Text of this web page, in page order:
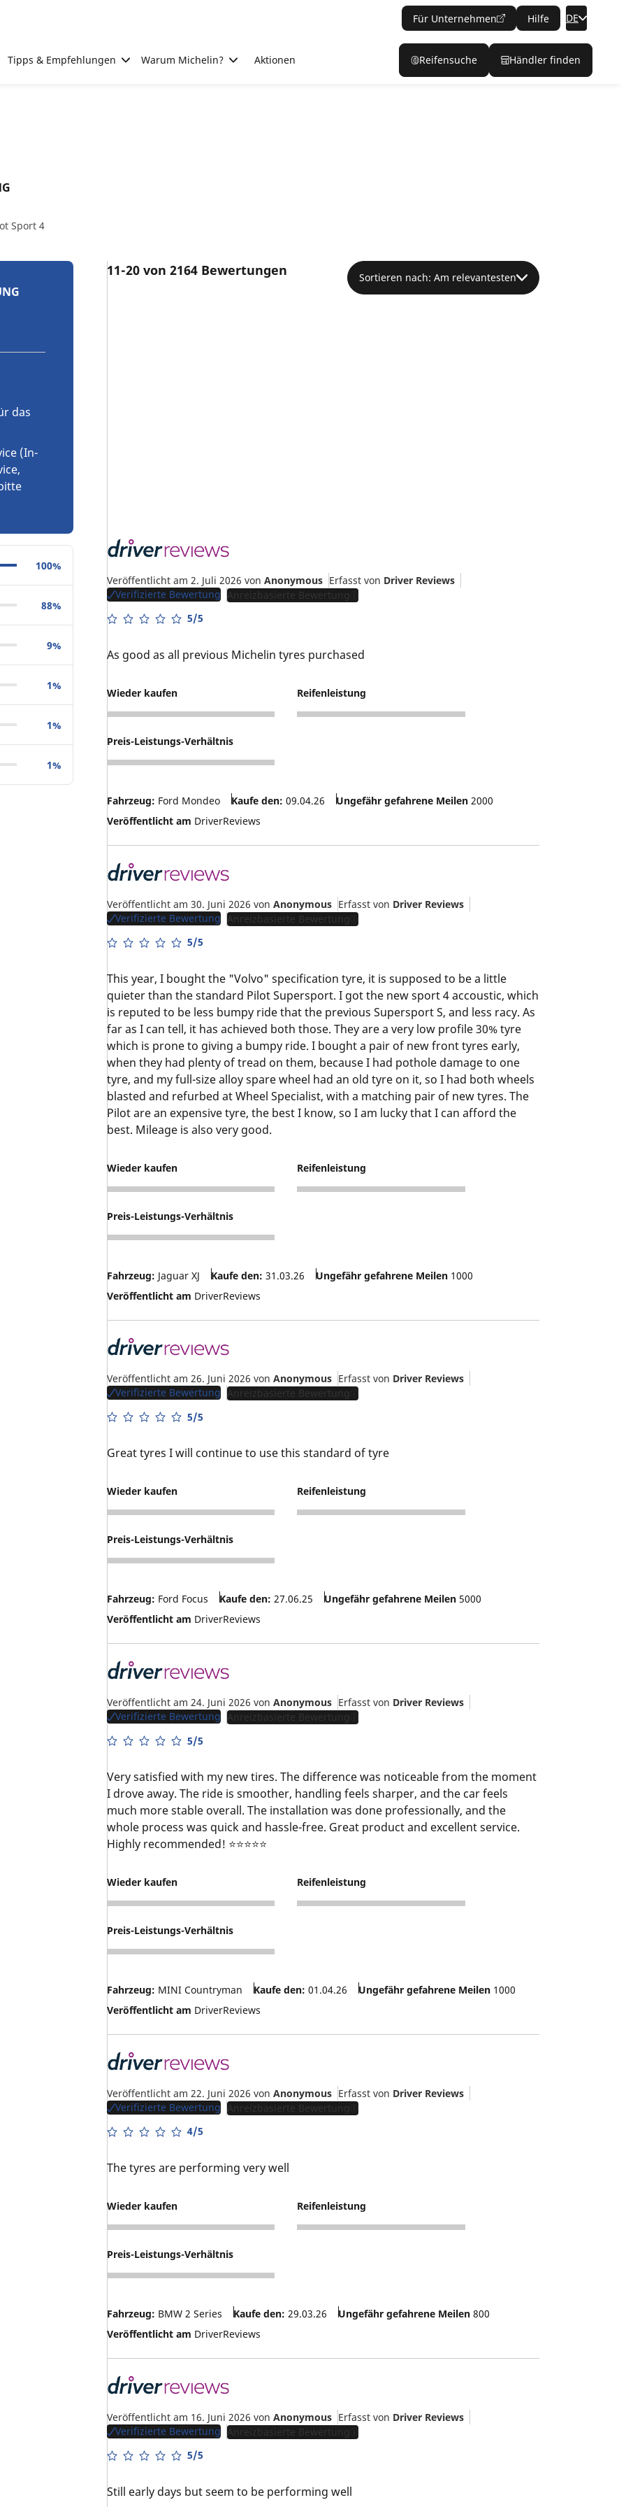
Für Unternehmen Hilfe DE
Tipps & Empfehlungen Warum Michelin? Aktionen Reifensuche Händler finden
Sport 4
das
(In-
100%
88%
9%
1%
1%
1%
11-20 von 2164 Bewertungen Sortieren nach: Am relevantesten
Veröffentlicht am 2. Juli 2026 von Anonymous Erfasst von Driver Reviews
Verifizierte Bewertung Anreizbasierte Bewertung
5/5
As good as all previous Michelin tyres purchased
Wieder kaufen
5
Reifenleistung
5
Preis-Leistungs-Verhältnis
4
Fahrzeug: Ford Mondeo Kaufe den: 09.04.26 Ungefähr gefahrene Meilen2000
Veröffentlicht am DriverReviews
Veröffentlicht am 30. Juni 2026 von Anonymous Erfasst von Driver Reviews
Verifizierte Bewertung Anreizbasierte Bewertung
5/5
This year, I bought the "Volvo" specification tyre, it is supposed to be a little
quieter than the standard Pilot Supersport. I got the new sport 4 accoustic, which
is reputed to be less bumpy ride that the previous Supersport S, and less racy. As
far as I can tell, it has achieved both those. They are a very low profile 30% tyre
which is prone to giving a bumpy ride. I bought a pair of new front tyres early,
when they had plenty of tread on them, because I had pothole damage to one
tyre, and my full-size alloy spare wheel had an old tyre on it, so I had both wheels
blasted and refurbed at Wheel Specialist, with a matching pair of new tyres. The
Pilot are an expensive tyre, the best I know, so I am lucky that I can afford the
best. Mileage is also very good.
Wieder kaufen
5
Reifenleistung
4
Preis-Leistungs-Verhältnis
4
Fahrzeug: Jaguar XJ Kaufe den: 31.03.26 Ungefähr gefahrene Meilen1000
Veröffentlicht am DriverReviews
Veröffentlicht am 26. Juni 2026 von Anonymous Erfasst von Driver Reviews
Verifizierte Bewertung Anreizbasierte Bewertung
5/5
Great tyres I will continue to use this standard of tyre
Wieder kaufen
5
Reifenleistung
5
Preis-Leistungs-Verhältnis
5
Fahrzeug: Ford Focus Kaufe den: 27.06.25 Ungefähr gefahrene Meilen5000
Veröffentlicht am DriverReviews
Veröffentlicht am 24. Juni 2026 von Anonymous Erfasst von Driver Reviews
Verifizierte Bewertung Anreizbasierte Bewertung
5/5
Very satisfied with my new tires. The difference was noticeable from the moment
I drove away. The ride is smoother, handling feels sharper, and the car feels
much more stable overall. The installation was done professionally, and the
whole process was quick and hassle-free. Great product and excellent service.
Highly recommended! ⭐⭐⭐⭐⭐
Wieder kaufen
5
Reifenleistung
5
Preis-Leistungs-Verhältnis
4
Fahrzeug: MINI Countryman Kaufe den: 01.04.26 Ungefähr gefahrene Meilen1000
Veröffentlicht am DriverReviews
Veröffentlicht am 22. Juni 2026 von Anonymous Erfasst von Driver Reviews
Verifizierte Bewertung Anreizbasierte Bewertung
4/5
The tyres are performing very well
Wieder kaufen
5
Reifenleistung
4
Preis-Leistungs-Verhältnis
4
Fahrzeug: BMW 2 Series Kaufe den: 29.03.26 Ungefähr gefahrene Meilen800
Veröffentlicht am DriverReviews
Veröffentlicht am 16. Juni 2026 von Anonymous Erfasst von Driver Reviews
Verifizierte Bewertung Anreizbasierte Bewertung
5/5
Still early days but seem to be performing well